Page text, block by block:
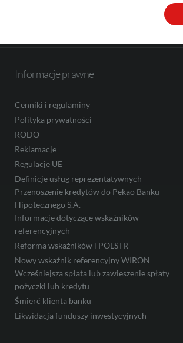
Informacje prawne
Cenniki i regulaminy
Polityka prywatności
RODO
Reklamacje
Regulacje UE
Definicje usług reprezentatywnych
Przenoszenie kredytów do Pekao Banku
Hipotecznego S.A.
Informacje dotyczące wskaźników
referencyjnych
Reforma wskaźników i POLSTR
Nowy wskaźnik referencyjny WIRON
Wcześniejsza spłata lub zawieszenie spłaty
pożyczki lub kredytu
Śmierć klienta banku
Likwidacja funduszy inwestycyjnych